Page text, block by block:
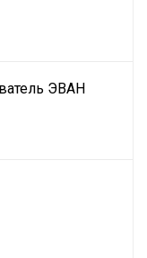
ЭВАН